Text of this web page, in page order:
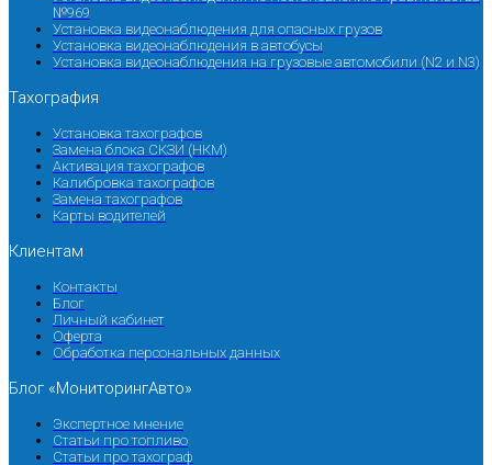
№969
Установка видеонаблюдения для опасных грузов
Установка видеонаблюдения в автобусы
Установка видеонаблюдения на грузовые автомобили (N2 и N3)
Тахография
Установка тахографов
Замена блока СКЗИ (НКМ)
Активация тахографов
Калибровка тахографов
Замена тахографов
Карты водителей
Клиентам
Контакты
Блог
Личный кабинет
Оферта
Обработка персональных данных
Блог «МониторингАвто»
Экспертное мнение
Статьи про топливо
Статьи про тахограф